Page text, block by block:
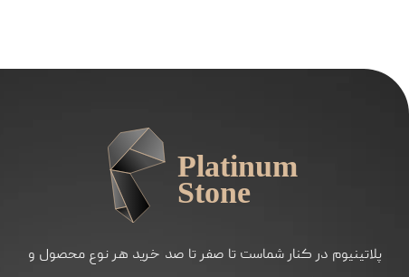
پلاتینیوم در کنار شماست تا صفر تا صد خرید هر نوع محصول و